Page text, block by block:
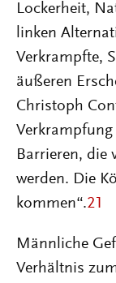
Lockerheit,
linken
Verkrampfte,
äußeren
Christoph
Barrieren, die
werden. Die
kommen“.21
Männliche
Verhältnis